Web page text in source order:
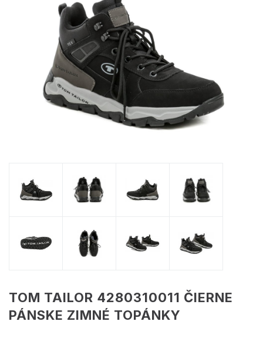
TOM TAILOR 4280310011 ČIERNE
PÁNSKE ZIMNÉ TOPÁNKY